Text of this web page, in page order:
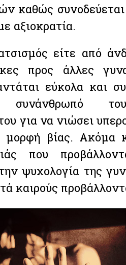
καθώς
αξιοκρατία.
είτε από
προς άλλες
εύκολα και
του,
για να νιώσει
μορφή βίας. Ακόμα
που
ψυχολογία της
καιρούς